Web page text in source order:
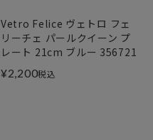
Vetro Felice ヴェトロ フェ
リーチェ パールクイーン プ
レート 21cm ブルー 356721
¥2,200税込